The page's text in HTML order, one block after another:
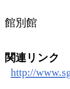
郵送 〒
館別館
関連リンク
http://